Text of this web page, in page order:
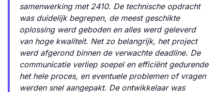
samenwerking met 2410. De technische opdracht
was duidelijk begrepen, de meest geschikte
oplossing werd geboden en alles werd geleverd
van hoge kwaliteit. Net zo belangrijk, het project
werd afgerond binnen de verwachte deadline. De
communicatie verliep soepel en efficiënt gedurende
het hele proces, en eventuele problemen of vragen
werden snel aangepakt. De ontwikkelaar was